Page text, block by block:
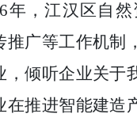
年，江汉区自
推广等工作机制
，倾听企业关于
在推进智能建造